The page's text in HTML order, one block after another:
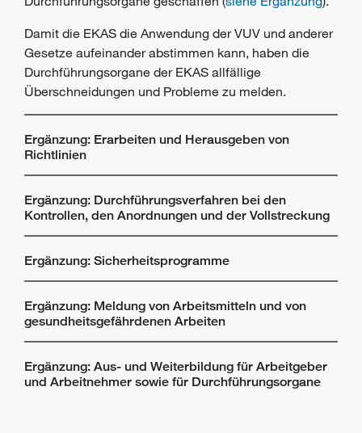
Damit die EKAS die Anwendung der VUV und anderer
Gesetze aufeinander abstimmen kann, haben die
Durchführungsorgane der EKAS allfällige
Überschneidungen und Probleme zu melden.
Ergänzung: Erarbeiten und Herausgeben von
Richtlinien
Ergänzung: Durchführungsverfahren bei den
Kontrollen, den Anordnungen und der Vollstreckung
Ergänzung: Sicherheitsprogramme
Ergänzung: Meldung von Arbeitsmitteln und von
gesundheitsgefährdenen Arbeiten
Ergänzung: Aus- und Weiterbildung für Arbeitgeber
und Arbeitnehmer sowie für Durchführungsorgane